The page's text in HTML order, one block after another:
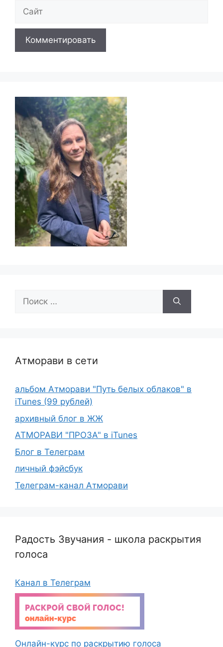
Сайт
Поиск:
Атморави в сети
альбом Атморави "Путь белых облаков" в
iTunes (99 рублей)
архивный блог в ЖЖ
АТМОРАВИ "ПРОЗА" в iTunes
Блог в Телеграм
личный фэйсбук
Телеграм-канал Атморави
Радость Звучания - школа раскрытия
голоса
Канал в Телеграм
Онлайн-курс по раскрытию голоса